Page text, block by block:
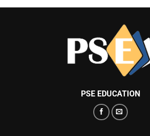
PSE EDUCATION